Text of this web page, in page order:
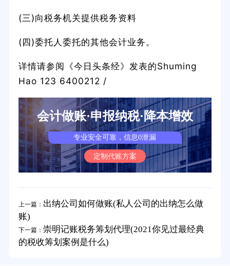
(三)向税务机关提供税务资料
(四)委托人委托的其他会计业务。
详情请参阅《今日头条经》发表的Shuming
Hao 123 6400212 /
会计做账·申报纳税·降本增效
专业安全可靠，信息0泄漏
定制代账方案
上一篇： 出纳公司如何做账(私人公司的出纳怎么做
账)
下一篇： 崇明记账税务筹划代理(2021你见过最经典
的税收筹划案例是什么)